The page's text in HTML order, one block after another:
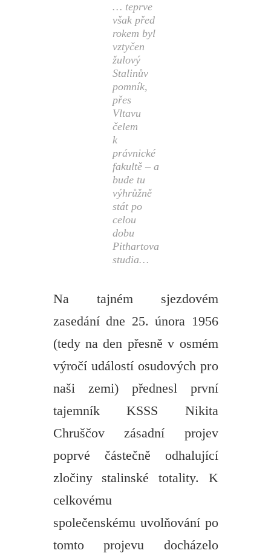
… teprve
však před
rokem byl
vztyčen
žulový
Stalinův
pomník,
přes
Vltavu
čelem
k
právnické
fakultě – a
bude tu
výhrůžně
stát po
celou
dobu
Pithartova
studia…
Na tajném sjezdovém
zasedání dne 25. února 1956
(tedy na den přesně v osmém
výročí událostí osudových pro
naši zemi) přednesl první
tajemník KSSS Nikita
Chruščov zásadní projev
poprvé částečně odhalující
zločiny stalinské totality. K
celkovému
společenskému uvolňování po
tomto projevu docházelo